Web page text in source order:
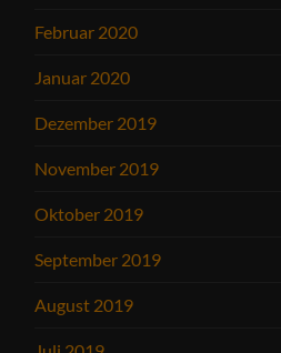
Februar 2020
Januar 2020
Dezember 2019
November 2019
Oktober 2019
September 2019
August 2019